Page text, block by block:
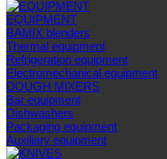
EQUIPMENT
BAMIX blenders
Thermal equipment
Refrigeration equipment
Electromechanical equipment
DOUGH MIXERS
Bar equipment
Dishwashers
Packaging equipment
Auxiliary equipment